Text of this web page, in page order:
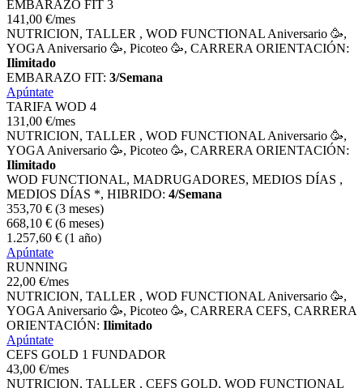
EMBARAZO FIT 3
141 ,00 €/mes
NUTRICION, TALLER , WOD FUNCTIONAL Aniversario 🥳,
YOGA Aniversario 🥳, Picoteo 🥳, CARRERA ORIENTACIÓN:
Ilimitado
EMBARAZO FIT: 3/Semana
Apúntate
TARIFA WOD 4
131 ,00 €/mes
NUTRICION, TALLER , WOD FUNCTIONAL Aniversario 🥳,
YOGA Aniversario 🥳, Picoteo 🥳, CARRERA ORIENTACIÓN:
Ilimitado
WOD FUNCTIONAL, MADRUGADORES, MEDIOS DÍAS ,
MEDIOS DÍAS *, HIBRIDO: 4/Semana
353,70 € (3 meses)
668,10 € (6 meses)
1.257,60 € (1 año)
Apúntate
RUNNING
22,00 €/mes
NUTRICION, TALLER , WOD FUNCTIONAL Aniversario 🥳,
YOGA Aniversario 🥳, Picoteo 🥳, CARRERA CEFS, CARRERA
ORIENTACIÓN: Ilimitado
Apúntate
CEFS GOLD 1 FUNDADOR
43,00 €/mes
NUTRICION, TALLER , CEFS GOLD, WOD FUNCTIONAL